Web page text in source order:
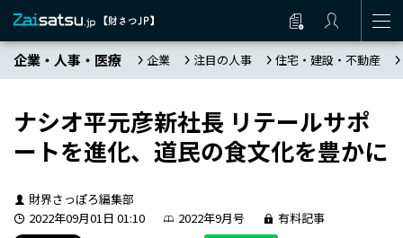
企業・人事・医療 企業 注目の人事 住宅・建設・不動産
ナシオ平元彦新社長 リテールサポ
ートを進化、道民の食文化を豊かに
財界さっぽろ編集部
2022年09月01日 01:10
2022年9月号 有料記事